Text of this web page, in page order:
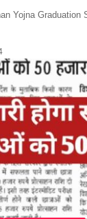
Yojna Graduation